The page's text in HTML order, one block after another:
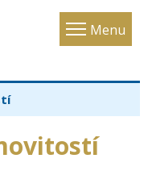
Menu
Toggle